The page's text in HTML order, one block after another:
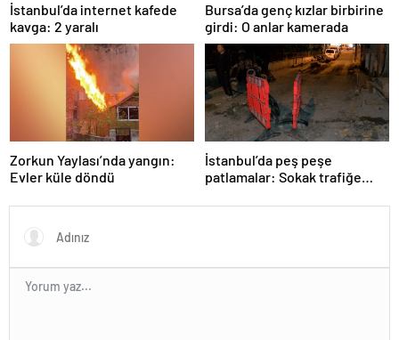
İstanbul’da internet kafede
kavga: 2 yaralı
Bursa’da genç kızlar birbirine
girdi: O anlar kamerada
Zorkun Yaylası’nda yangın:
Evler küle döndü
İstanbul’da peş peşe
patlamalar: Sokak trafiğe